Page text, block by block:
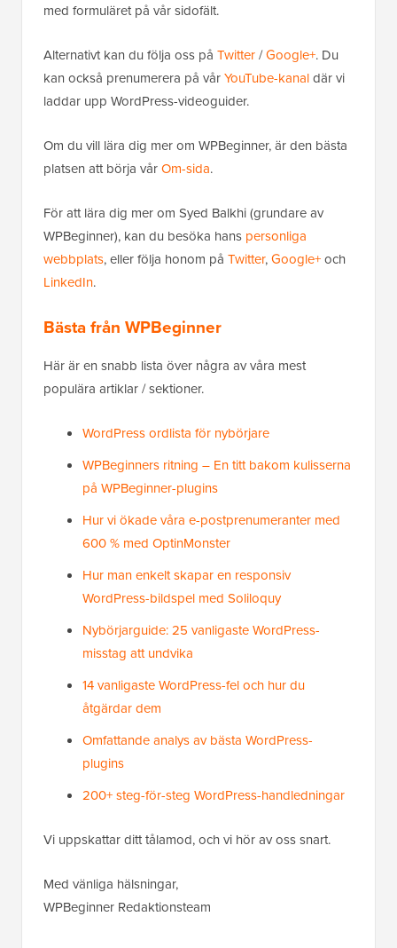
med formuläret på vår sidofält.
Alternativt kan du följa oss på Twitter/Google+. Du
kan också prenumerera på vårYouTube-kanaldär vi
laddar upp WordPress-videoguider.
Om du vill lära dig mer om WPBeginner, är den bästa
platsen att börja vårOm-sida.
För att lära dig mer om Syed Balkhi (grundare av
WPBeginner), kan du besöka hans personliga
webbplats, eller följa honom på Twitter,Google+och
LinkedIn.
Bästa från WPBeginner
Här är en snabb lista över några av våra mest
populära artiklar / sektioner.
WordPress ordlista för nybörjare
WPBeginners ritning – En titt bakom kulisserna
på WPBeginner-plugins
Hur vi ökade våra e-postprenumeranter med
600 % med OptinMonster
Hur man enkelt skapar en responsiv
WordPress-bildspel med Soliloquy
Nybörjarguide: 25 vanligaste WordPress-
misstag att undvika
14 vanligaste WordPress-fel och hur du
åtgärdar dem
Omfattande analys av bästa WordPress-
plugins
200+ steg-för-steg WordPress-handledningar
Vi uppskattar ditt tålamod, och vi hör av oss snart.
Med vänliga hälsningar,
WPBeginner Redaktionsteam